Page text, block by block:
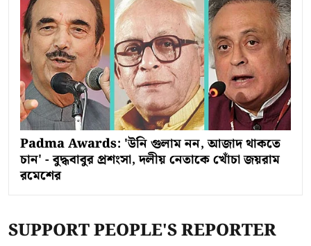
Padma Awards: 'উনি গুলাম নন, আজাদ থাকতে
চান' - বুদ্ধবাবুর প্রশংসা, দলীয় নেতাকে খোঁচা জয়রাম
রমেশের
SUPPORT PEOPLE'S REPORTER